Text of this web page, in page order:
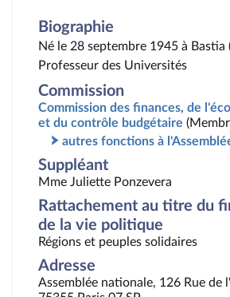
Biographie
Né le 28 septembre 1945 à Bastia
Professeur des Universités
Commission
Commission des finances, de
et du contrôle budgétaire
autres fonctions à
Suppléant
Mme Juliette Ponzevera
Rattachement au titre du
de la vie politique
Régions et peuples solidaires
Adresse
Assemblée nationale, 126 Rue de